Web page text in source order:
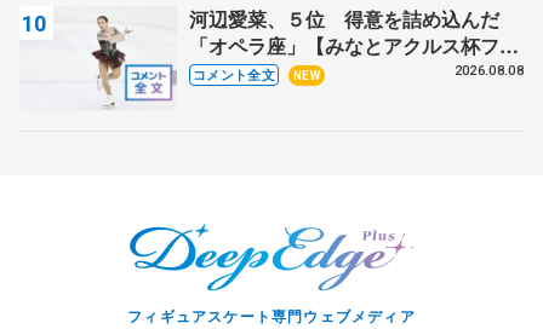
河辺愛菜、５位 得意を詰め込んだ
「オペラ座」【みなとアクルス杯フリ
ー】
コメント全文 NEW 2026.08.08
フィギュアスケート専門ウェブメディア